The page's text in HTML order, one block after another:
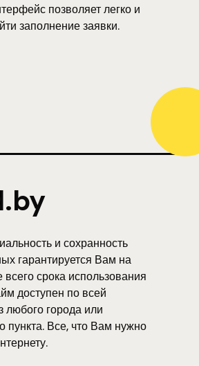
позволяет легко и
заполнение заявки.
и сохранность
гарантируется Вам на
срока использования
доступен по всей
любого города или
пункта. Все, что Вам нужно